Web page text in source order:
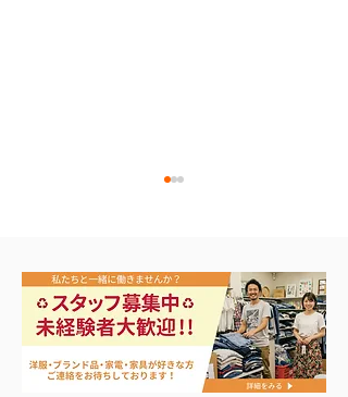
NIKE メンズスニーカー